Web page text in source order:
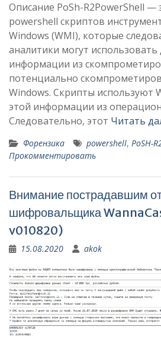
Описание PoSh-R2PowerShell —
powershell скриптов
Windows (WMI), которые
аналитики могут использовать
информации из
потенциально
Windows. Скрипты используют
этой информации из
Следовательно, этот Читать
Форензика powershell, PoSH-
Прокомментировать
Внимание пострадавшим
шифровальщика
v010820)
15.08.2020 akok